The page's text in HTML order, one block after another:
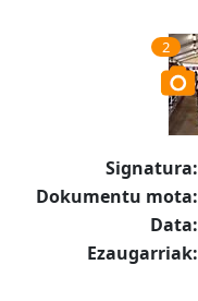
2
Signatura:
Dokumentu mota:
Data:
Ezaugarriak: